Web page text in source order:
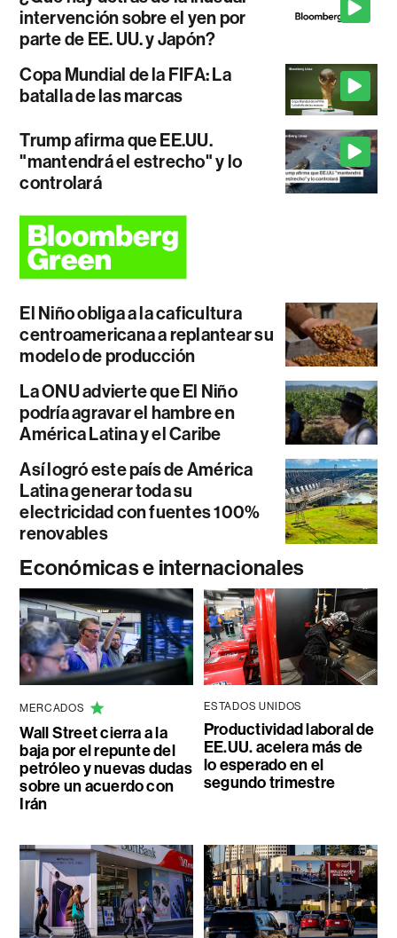
intervención sobre el yen por
parte de EE. UU. y Japón?
Copa Mundial de la FIFA: La
batalla de las marcas
Trump afirma que EE.UU.
"mantendrá el estrecho" y lo
controlará
El Niño obliga a la caficultura
centroamericana a replantear su
modelo de producción
La ONU advierte que El Niño
podría agravar el hambre en
América Latina y el Caribe
Así logró este país de América
Latina generar toda su
electricidad con fuentes 100%
renovables
Económicas e internacionales
MERCADOS
Wall Street cierra a la
baja por el repunte del
petróleo y nuevas dudas
sobre un acuerdo con
Irán
ESTADOS UNIDOS
Productividad laboral de
EE.UU. acelera más de
lo esperado en el
segundo trimestre